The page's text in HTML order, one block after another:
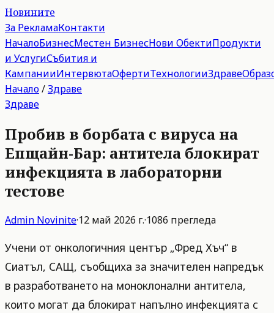
Новините
За РекламаКонтакти
НачалоБизнесМестен БизнесНови ОбектиПродукти
и УслугиСъбития и
КампанииИнтервютаОфертиТехнологииЗдраве
Начало/Здраве
Здраве
Пробив в борбата с вируса на
Епщайн-Бар: антитела блокират
инфекцията в лабораторни
тестове
Admin Novinite·12 май 2026 г.·1086 прегледа
Учени от онкологичния център „Фред Хъч“ в
Сиатъл, САЩ, съобщиха за значителен напредък
в разработването на моноклонални антитела,
които могат да блокират напълно инфекцията с